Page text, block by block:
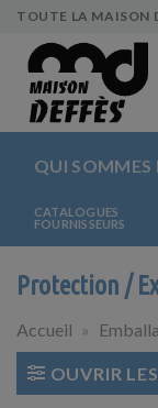
Skip
content
TOUTE LA MAISON
QUI SOMMES
CATALOGUES
FOURNISSEURS
Protection /
Accueil »
OUVRIR